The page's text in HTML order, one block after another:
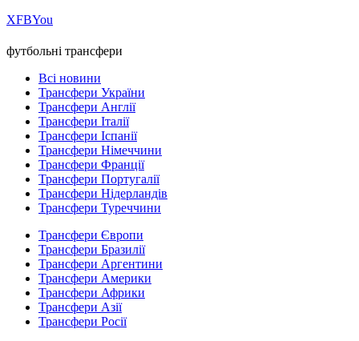
ХFBYou
футбольні трансфери
Всі новини
Трансфери України
Трансфери Англії
Трансфери Італії
Трансфери Іспанії
Трансфери Німеччини
Трансфери Франції
Трансфери Португалії
Трансфери Нідерландів
Трансфери Туреччини
Трансфери Європи
Трансфери Бразилії
Трансфери Аргентини
Трансфери Америки
Трансфери Африки
Трансфери Азії
Трансфери Росії